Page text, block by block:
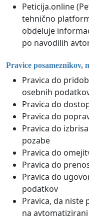
Peticija.online
tehnično
obdeluje
po navodilih
Pravice posameznikov,
Pravica do
osebnih
Pravica do
Pravica do
Pravica do
pozabe
Pravica do
Pravica do
Pravica do
podatkov
Pravica, da niste
na